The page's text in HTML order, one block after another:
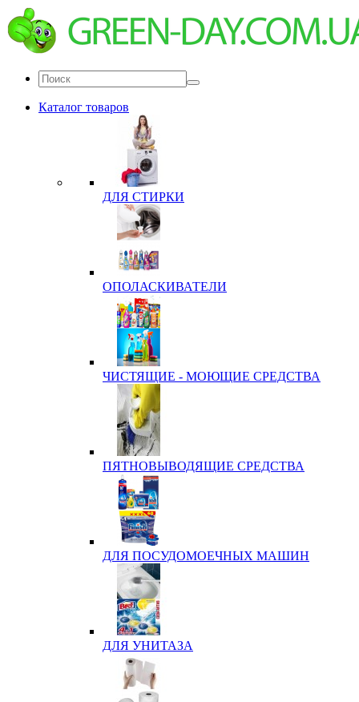
Каталог товаров
ДЛЯ СТИРКИ
ОПОЛАСКИВАТЕЛИ
ЧИСТЯЩИЕ - МОЮЩИЕ СРЕДСТВА
ПЯТНОВЫВОДЯЩИЕ СРЕДСТВА
ДЛЯ ПОСУДОМОЕЧНЫХ МАШИН
ДЛЯ УНИТАЗА